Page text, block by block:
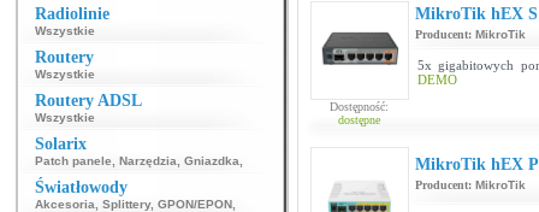
Radiolinie
Wszystkie
Routery
Wszystkie
Routery ADSL
Wszystkie
Solarix
Patch panele Narzędzia Gniazdka
Światłowody
Akcesoria Splittery, GPON/EPON
Dostępność:
dostępne
MikroTik hEX S
Producent: MikroTik
5x gigabitowych
DEMO
MikroTik hEX
Producent: MikroTik